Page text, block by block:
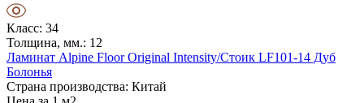
Класс: 34
Толщина, мм.: 12
Ламинат Alpine Floor Original Intensity/Стоик LF101-14 Дуб
Болонья
Страна производства: Китай